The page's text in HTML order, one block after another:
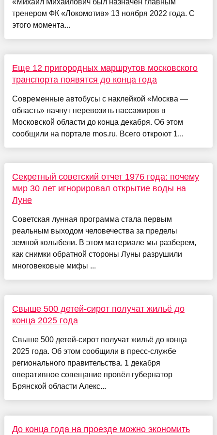
«Михаил Михайлович был назначен главным
тренером ФК «Локомотив» 13 ноября 2022 года. С
этого момента...
Еще 12 пригородных маршрутов московского
транспорта появятся до конца года
Современные автобусы с наклейкой «Москва —
область» начнут перевозить пассажиров в
Московской области до конца декабря. Об этом
сообщили на портале mos.ru. Всего откроют 1...
Секретный советский отчет 1976 года: почему
мир 30 лет игнорировал открытие воды на
Луне
Советская лунная программа стала первым
реальным выходом человечества за пределы
земной колыбели. В этом материале мы разберем,
как снимки обратной стороны Луны разрушили
многовековые мифы ...
Свыше 500 детей-сирот получат жильё до
конца 2025 года
Свыше 500 детей-сирот получат жильё до конца
2025 года. Об этом сообщили в пресс-службе
регионального правительства. 1 декабря
оперативное совещание провёл губернатор
Брянской области Алекс...
До конца года на проезде можно экономить